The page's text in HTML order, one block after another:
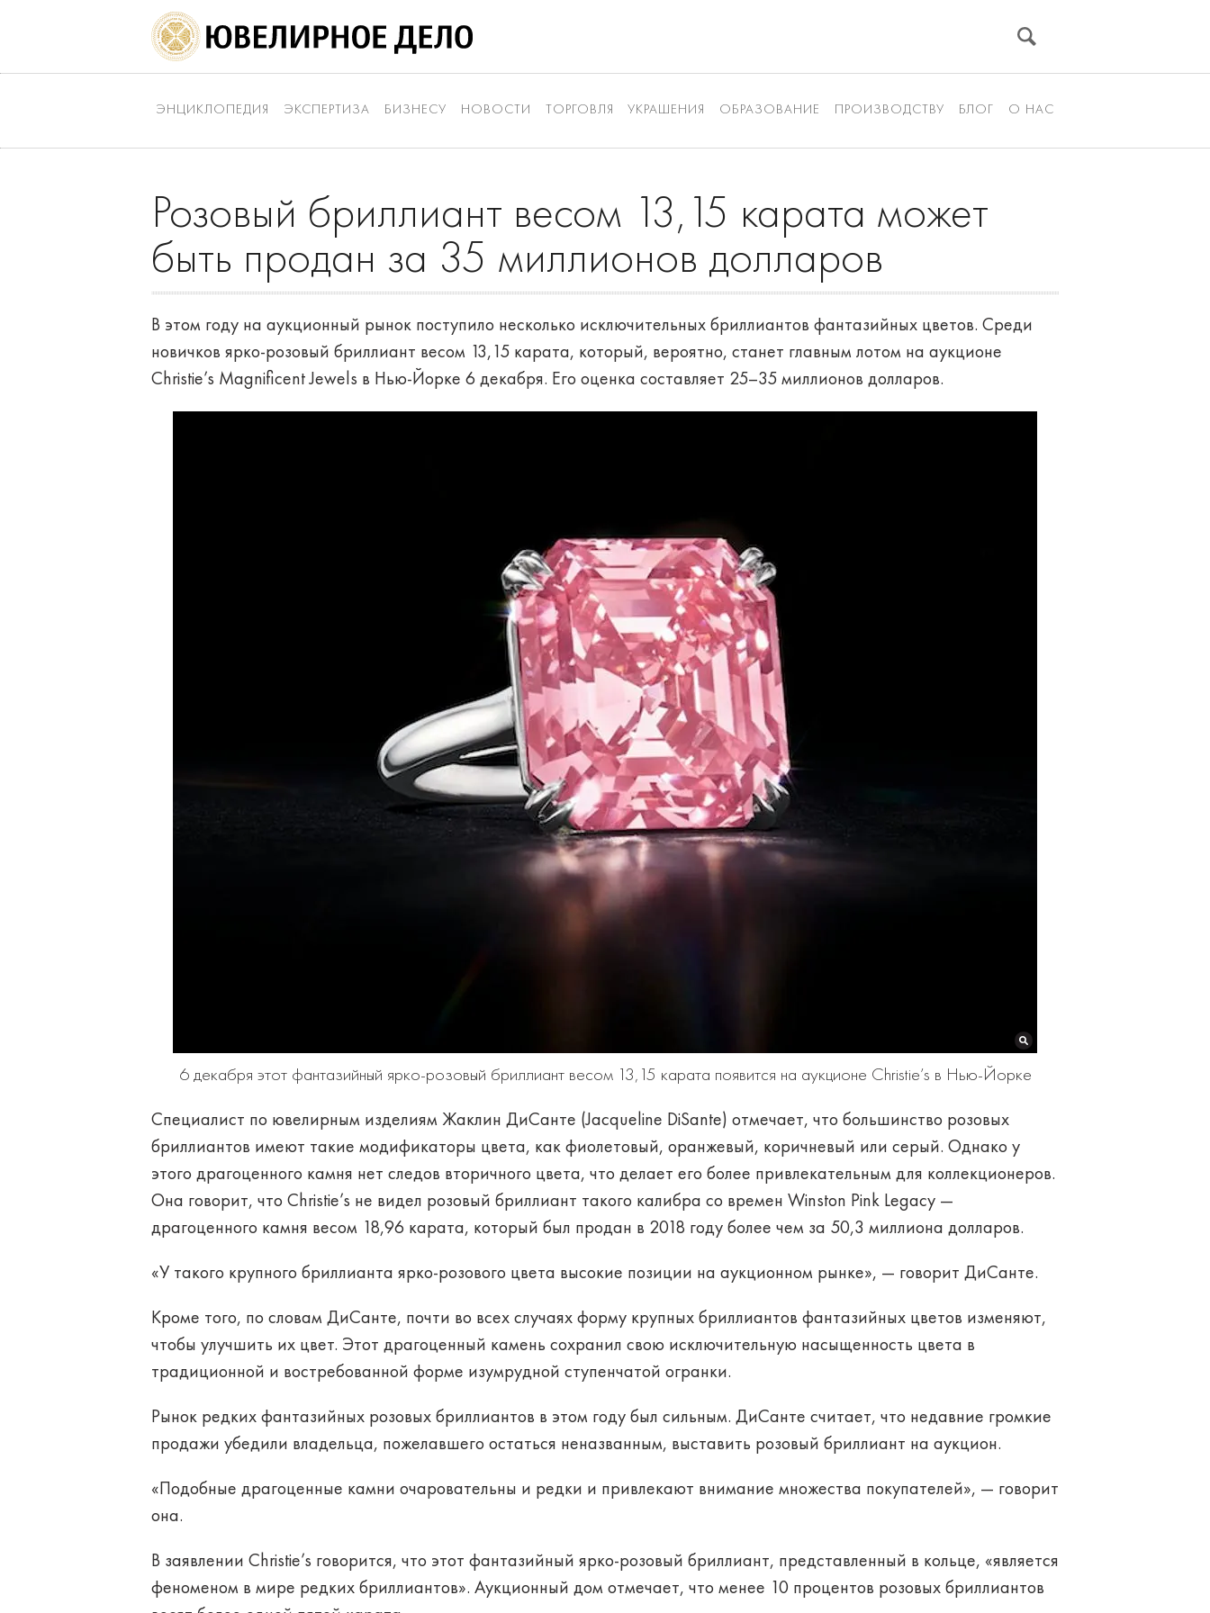
ЭНЦИКЛОПЕДИЯ ЭКСПЕРТИЗА БИЗНЕСУ НОВОСТИ ТОРГОВЛЯ УКРАШЕНИЯ ОБРАЗОВАНИЕ ПРОИЗВОДСТВУ БЛОГ О НАС
Розовый бриллиант весом 13,15 карата может
быть продан за 35 миллионов долларов
В этом году на аукционный рынок поступило несколько исключительных бриллиантов фантазийных цветов. Среди
новичков ярко-розовый бриллиант весом 13,15 карата, который, вероятно, станет главным лотом на аукционе
Christie’s Magnificent Jewels в Нью-Йорке 6 декабря. Его оценка составляет 25–35 миллионов долларов.
6 декабря этот фантазийный ярко-розовый бриллиант весом 13,15 карата появится на аукционе Christie’s в Нью-Йорке
Специалист по ювелирным изделиям Жаклин ДиСанте (Jacqueline DiSante) отмечает, что большинство розовых
бриллиантов имеют такие модификаторы цвета, как фиолетовый, оранжевый, коричневый или серый. Однако у
этого драгоценного камня нет следов вторичного цвета, что делает его более привлекательным для коллекционеров.
Она говорит, что Christie’s не видел розовый бриллиант такого калибра со времен Winston Pink Legacy —
драгоценного камня весом 18,96 карата, который был продан в 2018 году более чем за 50,3 миллиона долларов.
«У такого крупного бриллианта ярко-розового цвета высокие позиции на аукционном рынке», — говорит ДиСанте.
Кроме того, по словам ДиСанте, почти во всех случаях форму крупных бриллиантов фантазийных цветов изменяют,
чтобы улучшить их цвет. Этот драгоценный камень сохранил свою исключительную насыщенность цвета в
традиционной и востребованной форме изумрудной ступенчатой ​​огранки.
Рынок редких фантазийных розовых бриллиантов в этом году был сильным. ДиСанте считает, что недавние громкие
продажи убедили владельца, пожелавшего остаться неназванным, выставить розовый бриллиант на аукцион.
«Подобные драгоценные камни очаровательны и редки и привлекают внимание множества покупателей», — говорит
она.
В заявлении Christie’s говорится, что этот фантазийный ярко-розовый бриллиант, представленный в кольце, «является
феноменом в мире редких бриллиантов». Аукционный дом отмечает, что менее 10 процентов розовых бриллиантов